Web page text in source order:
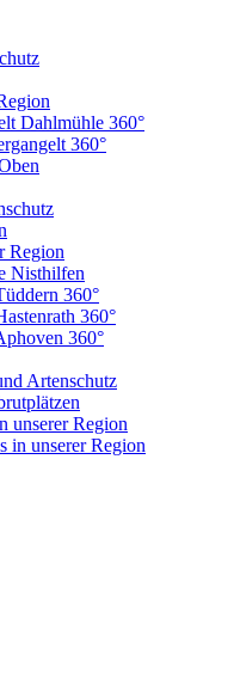
Dahlmühle 360°
360°
Region
Nisthilfen
360°
360°
360°
Artenschutz
unserer Region
in unserer Region